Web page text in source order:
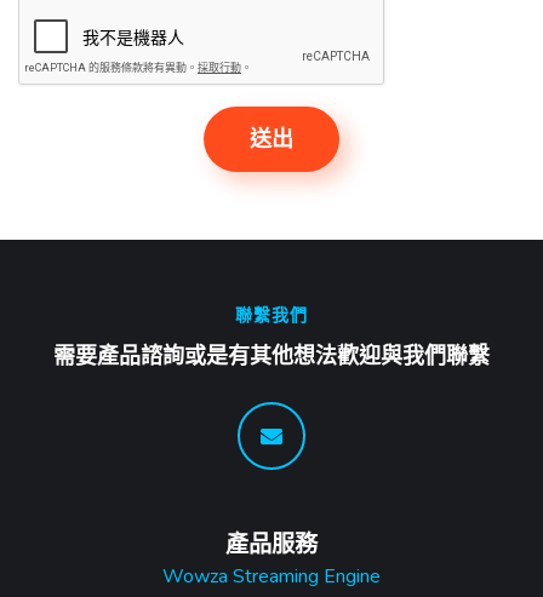
送出
聯繫我們
需要產品諮詢或是有其他想法歡迎與我們聯繫
產品服務
Wowza Streaming Engine